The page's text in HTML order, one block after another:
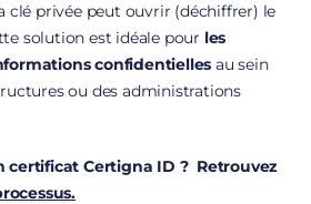
clé privée peut ouvrir (déchiffrer) le
solution est idéale pour les
confidentielles au sein
ou des administrations
Certigna ID ? Retrouvez